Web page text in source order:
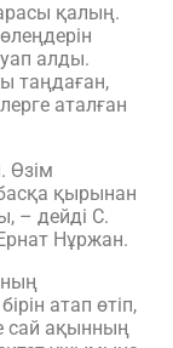
қалың.
алды.
таңдаған,
аталған
Өзім
қырынан
– дейді С.
Нұржан.
атап өтіп,
сай ақынның